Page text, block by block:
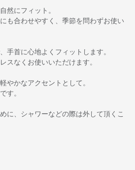
然にフィット。
も合わせやすく、季節を問わずお使い
手首に心地よくフィットします。
スなくお使いいただけます。
やかなアクセントとして。
す。
に、シャワーなどの際は外して頂くこ